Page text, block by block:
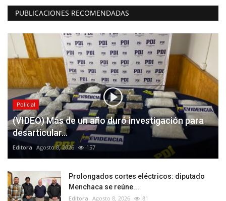
PUBLICACIONES RECOMENDADAS
Policial
(VIDEO) Más de un año duró investigación para
desarticular...
Editora Agosto 8, 2026 157
Prolongados cortes eléctricos: diputado
Menchaca se reúne...
Editora Agosto 8, 2026 81